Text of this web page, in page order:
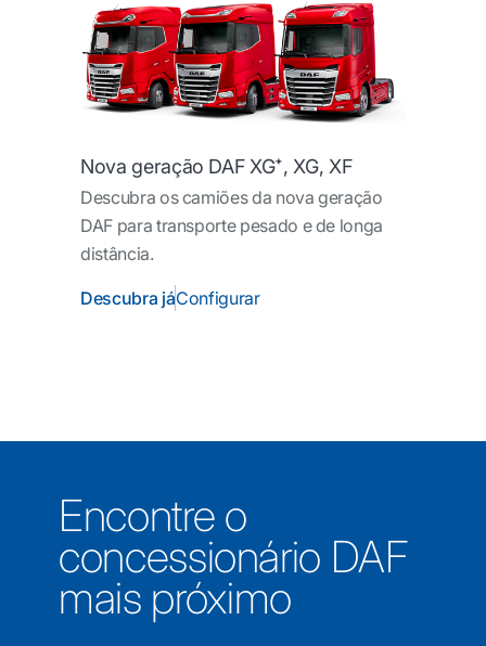
Nova geração DAF XG⁺, XG, XF
Descubra os camiões da nova geração
DAF para transporte pesado e de longa
distância.
Descubra jáConfigurar
Encontre o
concessionário DAF
mais próximo